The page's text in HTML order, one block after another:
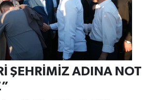
ŞEHRİMİZ ADINA NOT